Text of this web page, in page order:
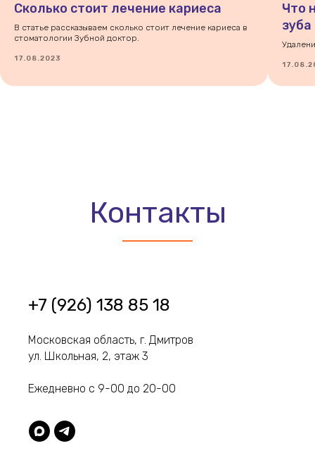
Сколько стоит лечение кариеса
В статье рассказываем сколько стоит лечение кариеса в
стоматологии Зубной доктор.
17.08.2023
Что
зуба
Контакты
+7 (926) 138 85 18
Московская область, г. Дмитров
ул. Школьная, 2, этаж 3
Ежедневно с 9-00 до 20-00